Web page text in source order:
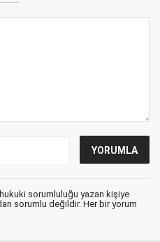
hukuki sorumluluğu yazan kişiye
sorumlu değildir. Her bir yorum